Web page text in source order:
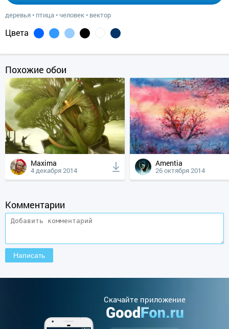
деревья • птица •человек • вектор
Цвета
Похожие обои
Maxima
4 декабря 2014
Amentia
26 октября 2014
Комментарии
Cкачайте приложение